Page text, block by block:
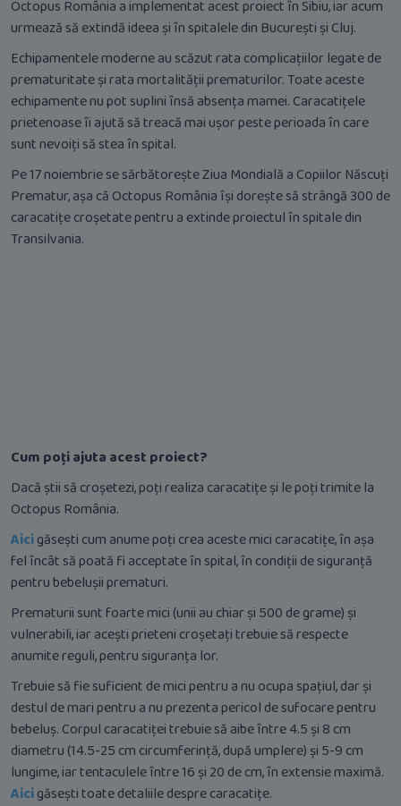
Octopus România a implementat acest proiect în Sibiu, iar acum
urmează să extindă ideea și în spitalele din București și Cluj.
Echipamentele moderne au scăzut rata complicațiilor legate de
prematuritate și rata mortalității prematurilor. Toate aceste
echipamente nu pot suplini însă absența mamei. Caracatițele
prietenoase îi ajută să treacă mai ușor peste perioada în care
sunt nevoiți să stea în spital.
Pe 17 noiembrie se sărbătorește Ziua Mondială a Copiilor Născuți
Prematur, așa că Octopus România își dorește să strângă 300 de
caracatițe croșetate pentru a extinde proiectul în spitale din
Transilvania.
Cum poți ajuta acest proiect?
Dacă știi să croșetezi, poți realiza caracatițe și le poți trimite la
Octopus România.
Aicigăsești cum anume poți crea aceste mici caracatițe, în așa
fel încât să poată fi acceptate în spital, în condiții de siguranță
pentru bebelușii prematuri.
Prematurii sunt foarte mici (unii au chiar și 500 de grame) și
vulnerabili, iar acești prieteni croșetați trebuie să respecte
anumite reguli, pentru siguranța lor.
Trebuie să fie suficient de mici pentru a nu ocupa spațiul, dar și
destul de mari pentru a nu prezenta pericol de sufocare pentru
bebeluș. Corpul caracatiței trebuie să aibe între 4.5 și 8 cm
diametru (14.5-25 cm circumferință, după umplere) și 5-9 cm
lungime, iar tentaculele între 16 și 20 de cm, în extensie maximă.
Aicigăsești toate detaliile despre caracatițe.